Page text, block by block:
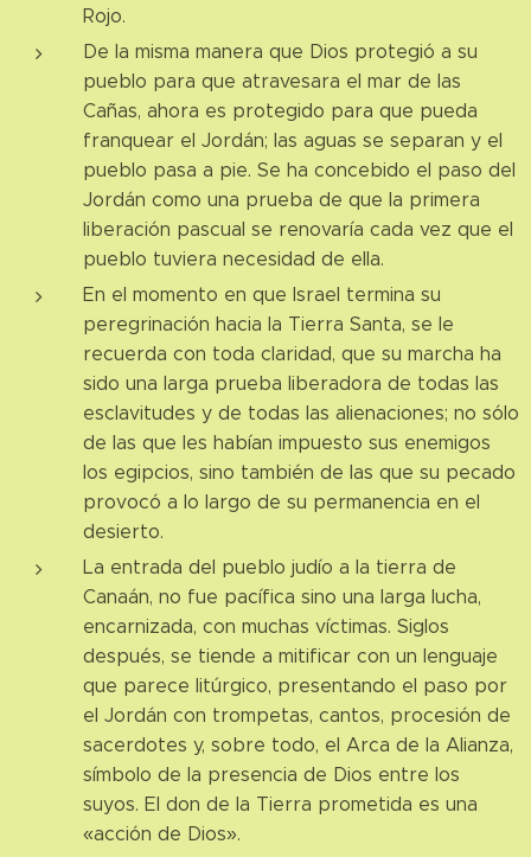
Rojo.
De la misma manera que Dios protegió a su
pueblo para que atravesara el mar de las
Cañas, ahora es protegido para que pueda
franquear el Jordán; las aguas se separan y el
pueblo pasa a pie. Se ha concebido el paso del
Jordán como una prueba de que la primera
liberación pascual se renovaría cada vez que el
pueblo tuviera necesidad de ella.
En el momento en que Israel termina su
peregrinación hacia la Tierra Santa, se le
recuerda con toda claridad, que su marcha ha
sido una larga prueba liberadora de todas las
esclavitudes y de todas las alienaciones; no sólo
de las que les habían impuesto sus enemigos
los egipcios, sino también de las que su pecado
provocó a lo largo de su permanencia en el
desierto.
La entrada del pueblo judío a la tierra de
Canaán, no fue pacífica sino una larga lucha,
encarnizada, con muchas víctimas. Siglos
después, se tiende a mitificar con un lenguaje
que parece litúrgico, presentando el paso por
el Jordán con trompetas, cantos, procesión de
sacerdotes y, sobre todo, el Arca de la Alianza,
símbolo de la presencia de Dios entre los
suyos. El don de la Tierra prometida es una
«acción de Dios».